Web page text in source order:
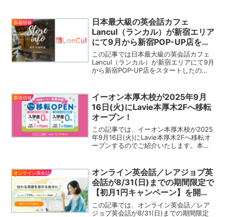
「英語でえほん よみきかせ」イベント
で、下記の公式サ...
新着情報
日本最大級の英会話カフェ
Lancul（ランカル）が新宿エリア
にて9月から新宿POP-UP店をス
タート！
この記事では日本最大級の英会話カフェ
Lancul（ランカル）が新宿エリアにて9月
から新宿POP-UP店をスタートしたの
なるため、新宿エリアでは新宿POP-UP
の利用がおすすめです。
新着情報
イーオン本厚木校が2025年9月
16日(火)にLavie本厚木2Fへ移転
オープン！
この記事では、イーオン本厚木校が2025
年9月16日(火)にLavie本厚木2Fへ移転オ
ープンするのでご紹介いたします。本厚
す。また2025年12月27日まではお得なキ
ャンペーンも開催中です。
オンライン英会話
オンライン英会話／レアジョブ英
会話が8/31(日)までの期間限定で
【初月1円キャンペーン】を開催
中！
この記事では、オンライン英会話／レア
ジョブ英会話が8/31(日)までの期間限定